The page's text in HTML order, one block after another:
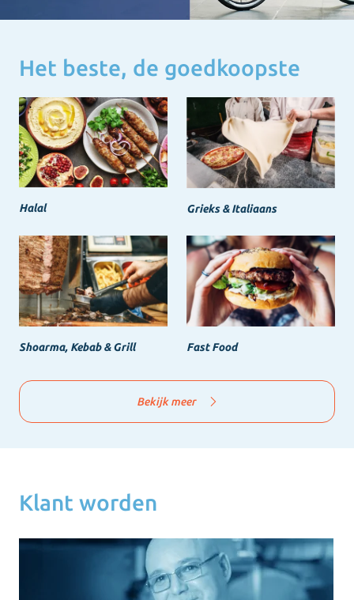
Het beste, de goedkoopste
Halal Grieks & Italiaans
Shoarma, Kebab & Grill Fast Food
Bekijk meer
Klant worden